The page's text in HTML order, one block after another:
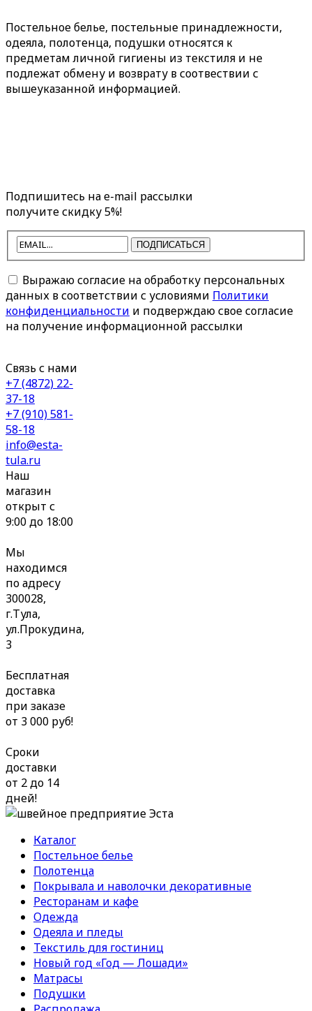
Постельное белье, постельные принадлежности,
одеяла, полотенца, подушки относятся к
предметам личной гигиены из текстиля и не
подлежат обмену и возврату в соотвествии с
вышеуказанной информацией.
Подпишитесь на e-mail рассылки
получите скидку 5%!
ПОДПИСАТЬСЯ
Выражаю согласие на обработку персональных
данных в соответствии с условиями Политики
конфиденциальности и подверждаю свое согласие
на получение информационной рассылки
Связь с нами
+7 (4872) 22-
37-18
+7 (910) 581-
58-18
info@esta-
tula.ru
Наш
магазин
открыт с
9:00 до 18:00
Мы
находимся
по адресу
300028,
г.Тула,
ул.Прокудина,
3
Бесплатная
доставка
при заказе
от 3 000 руб!
Сроки
доставки
от 2 до 14
дней!
Каталог
Постельное белье
Полотенца
Покрывала и наволочки декоративные
Ресторанам и кафе
Одежда
Одеяла и пледы
Текстиль для гостиниц
Новый год «Год — Лошади»
Матрасы
Подушки